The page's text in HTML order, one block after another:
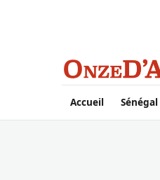
Aller au contenu principal
Accueil Sénégal